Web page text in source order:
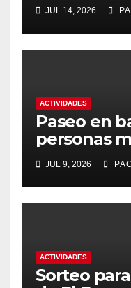
JUL 14, 2026
ACTIVIDADES
Paseo en
personas
JUL 9, 2026
ACTIVIDADES
Sorteo